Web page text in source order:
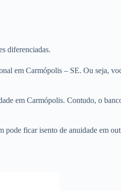
diferenciadas.
em Carmópolis – SE. Ou seja,
em Carmópolis. Contudo, o
pode ficar isento de anuidade em